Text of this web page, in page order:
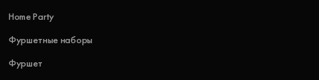
Home Party
Фуршетные наборы
Фуршет